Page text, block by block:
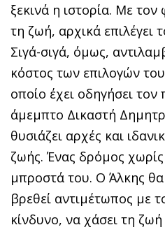
ξεκινά η ιστορία. Με τον
τη ζωή, αρχικά επιλέγει
Σιγά-σιγά, όμως,
κόστος των επιλογών
οποίο έχει οδηγήσει
άμεμπτο Δικαστή
θυσιάζει αρχές και
ζωής. Ένας δρόμος
μπροστά του. Ο Άλκης θα
βρεθεί αντιμέτωπος με
κίνδυνο, να χάσει τη